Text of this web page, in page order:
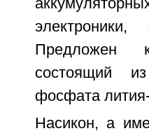
электроники,
Предложен
состоящий
фосфата
Насикон, а